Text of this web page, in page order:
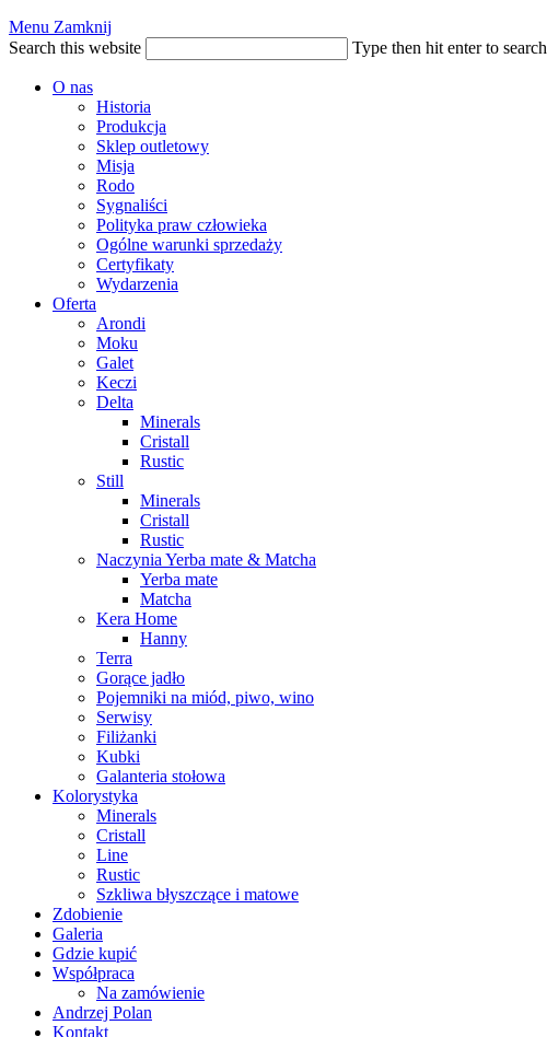
Menu Zamknij
Search this website
Type then hit enter to search
O nas
Historia
Produkcja
Sklep outletowy
Misja
Rodo
Sygnaliści
Polityka praw człowieka
Ogólne warunki sprzedaży
Certyfikaty
Wydarzenia
Oferta
Arondi
Moku
Galet
Keczi
Delta
Minerals
Cristall
Rustic
Still
Minerals
Cristall
Rustic
Naczynia Yerba mate & Matcha
Yerba mate
Matcha
Kera Home
Hanny
Terra
Gorące jadło
Pojemniki na miód, piwo, wino
Serwisy
Filiżanki
Kubki
Galanteria stołowa
Kolorystyka
Minerals
Cristall
Line
Rustic
Szkliwa błyszczące i matowe
Zdobienie
Galeria
Gdzie kupić
Współpraca
Na zamówienie
Andrzej Polan
Kontakt